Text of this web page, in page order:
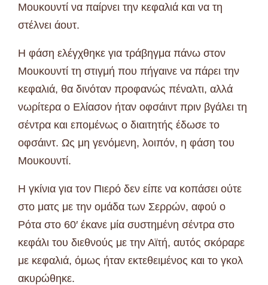
Μουκουντί να παίρνει την κεφαλιά και να τη
στέλνει άουτ.
Η φάση ελέγχθηκε για τράβηγμα πάνω στον
Μουκουντί τη στιγμή που πήγαινε να πάρει την
κεφαλιά, θα δινόταν προφανώς πέναλτι, αλλά
νωρίτερα ο Ελίασον ήταν οφσάιντ πριν βγάλει τη
σέντρα και επομένως ο διαιτητής έδωσε το
οφσάιντ. Ως μη γενόμενη, λοιπόν, η φάση του
Μουκουντί.
Η γκίνια για τον Πιερό δεν είπε να κοπάσει ούτε
στο ματς με την ομάδα των Σερρών, αφού ο
Ρότα στο 60′ έκανε μία συστημένη σέντρα στο
κεφάλι του διεθνούς με την Αϊτή, αυτός σκόραρε
με κεφαλιά, όμως ήταν εκτεθειμένος και το γκολ
ακυρώθηκε.